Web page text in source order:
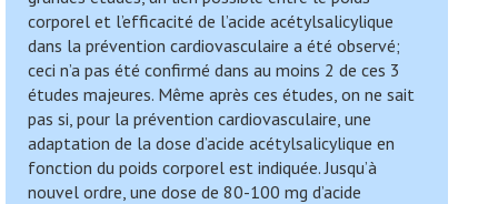
corporel et l’efficacité de l’acide acétylsalicylique
dans la prévention cardiovasculaire a été observé;
ceci n’a pas été confirmé dans au moins 2 de ces 3
études majeures. Même après ces études, on ne sait
pas si, pour la prévention cardiovasculaire, une
adaptation de la dose d’acide acétylsalicylique en
fonction du poids corporel est indiquée. Jusqu’à
nouvel ordre, une dose de 80-100 mg d’acide